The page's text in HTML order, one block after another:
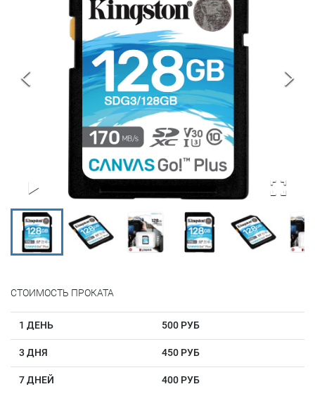
СТОИМОСТЬ ПРОКАТА
1 ДЕНЬ 500 РУБ
3 ДНЯ 450 РУБ
7 ДНЕЙ 400 РУБ